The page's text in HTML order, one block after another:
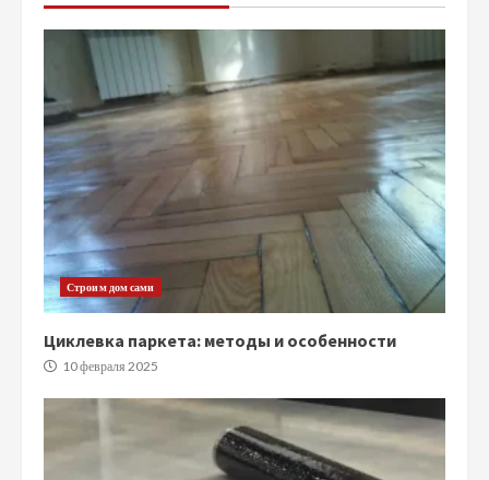
Строим дом сами
Циклевка паркета: методы и особенности
10 февраля 2025